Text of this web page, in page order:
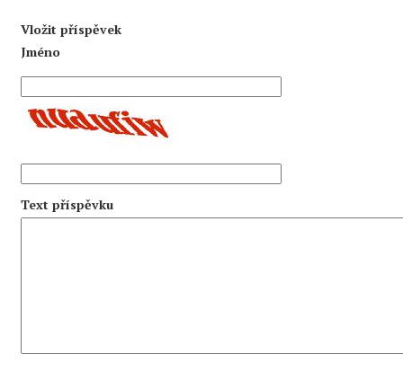
Vložit příspěvek
Jméno
Text příspěvku